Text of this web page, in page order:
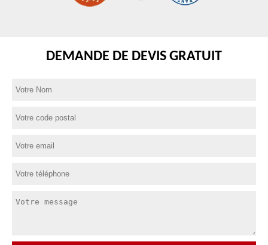
DEMANDE DE DEVIS GRATUIT